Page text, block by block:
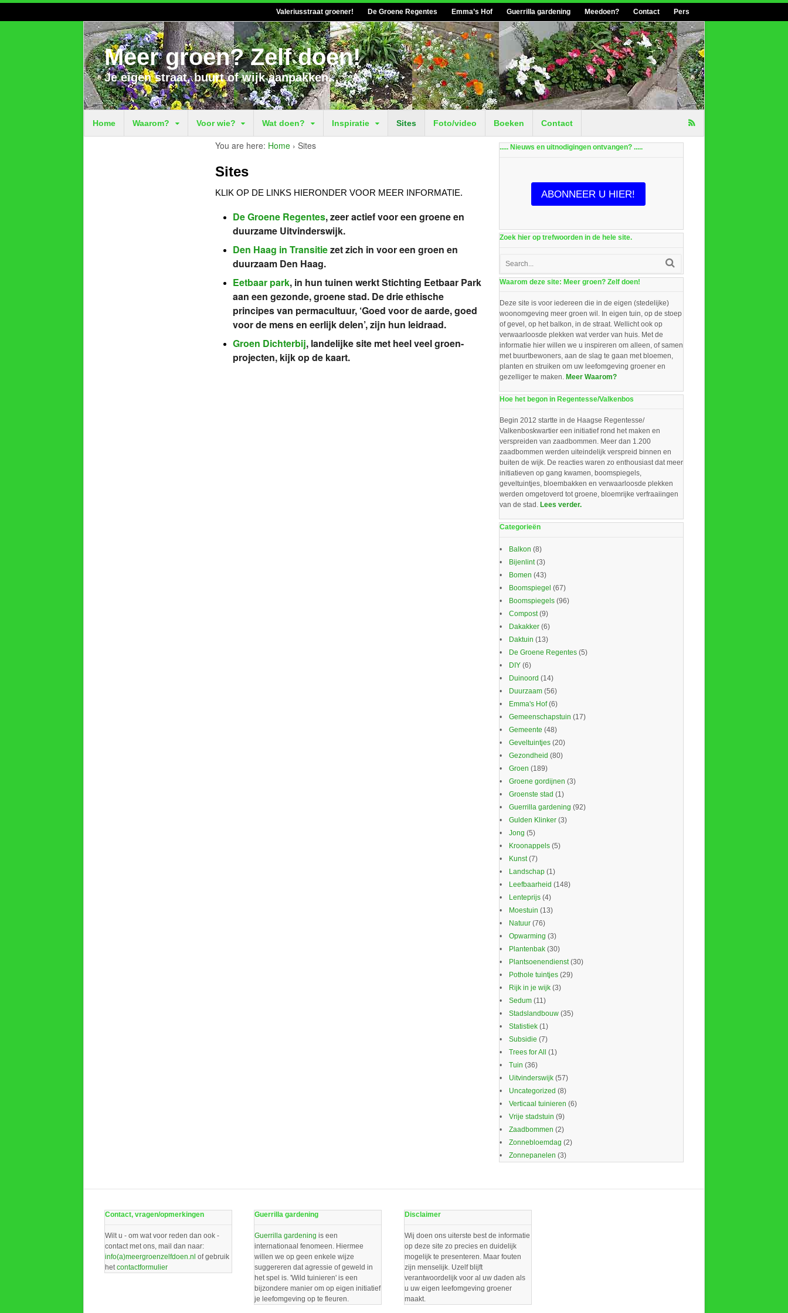
Valeriusstraat groener! De Groene Regentes Emma’s Hof Guerrilla gardening Meedoen? Contact Pers
Meer groen? Zelf doen!
Je eigen straat, buurt of wijk aanpakken...
Home Waarom? Voor wie? Wat doen? Inspiratie Sites Foto/video Boeken Contact
You are here: Home › Sites
Sites
KLIK OP DE LINKS HIERONDER VOOR MEER INFORMATIE.
De Groene Regentes, zeer actief voor een groene en
duurzame Uitvinderswijk.
Den Haag in Transitiezet zich in voor een groen en
duurzaam Den Haag.
Eetbaar park, in hun tuinen werkt Stichting Eetbaar Park
aan een gezonde, groene stad. De drie ethische
principes van permacultuur, ‘Goed voor de aarde, goed
voor de mens en eerlijk delen’, zijn hun leidraad.
Groen Dichterbij, landelijke site met heel veel groen-
projecten, kijk op de kaart.
..... Nieuws en uitnodigingen ontvangen? .....
ABONNEER U HIER!
Zoek hier op trefwoorden in de hele site.
Waarom deze site: Meer groen? Zelf doen!
Deze site is voor iedereen die in de eigen (stedelijke)
woonomgeving meer groen wil. In eigen tuin, op de stoep
of gevel, op het balkon, in de straat. Wellicht ook op
verwaarloosde plekken wat verder van huis. Met de
informatie hier willen we u inspireren om alleen, of samen
met buurtbewoners, aan de slag te gaan met bloemen,
planten en struiken om uw leefomgeving groener en
gezelliger te maken. Meer Waarom?
Hoe het begon in Regentesse/Valkenbos
Begin 2012 startte in de Haagse Regentesse/
Valkenboskwartier een initiatief rond het maken en
verspreiden van zaadbommen. Meer dan 1.200
zaadbommen werden uiteindelijk verspreid binnen en
buiten de wijk. De reacties waren zo enthousiast dat meer
initiatieven op gang kwamen, boomspiegels,
geveltuintjes, bloembakken en verwaarloosde plekken
werden omgetoverd tot groene, bloemrijke verfraaiingen
van de stad. Lees verder.
Categorieën
Balkon (8)
Bijenlint(3)
Bomen (43)
Boomspiegel (67)
Boomspiegels(96)
Compost(9)
Dakakker(6)
Daktuin (13)
De Groene Regentes(5)
DIY(6)
Duinoord (14)
Duurzaam(56)
Emma's Hof(6)
Gemeenschapstuin (17)
Gemeente (48)
Geveltuintjes(20)
Gezondheid (80)
Groen (189)
Groene gordijnen (3)
Groenste stad (1)
Guerrilla gardening (92)
Gulden Klinker(3)
Jong (5)
Kroonappels(5)
Kunst(7)
Landschap(1)
Leefbaarheid (148)
Lenteprijs(4)
Moestuin (13)
Natuur(76)
Opwarming (3)
Plantenbak(30)
Plantsoenendienst(30)
Pothole tuintjes(29)
Rijk in je wijk(3)
Sedum(11)
Stadslandbouw(35)
Statistiek(1)
Subsidie (7)
Trees for All
(1)
Tuin (36)
Uitvinderswijk(57)
Uncategorized (8)
Verticaal tuinieren (6)
Vrije stadstuin (9)
Zaadbommen (2)
Zonnebloemdag (2)
Zonnepanelen (3)
Contact, vragen/opmerkingen
Wilt u - om wat voor reden dan ook -
contact met ons, mail dan naar:
info(a)meergroenzelfdoen.nl of gebruik
hetcontactformulier
Guerrilla gardening
Guerrilla gardening is een
internationaal fenomeen. Hiermee
willen we op geen enkele wijze
suggereren dat agressie of geweld in
het spel is. 'Wild tuinieren' is een
bijzondere manier om op eigen initiatief
je leefomgeving op te fleuren.
Disclaimer
Wij doen ons uiterste best de informatie
op deze site zo precies en duidelijk
mogelijk te presenteren. Maar fouten
zijn menselijk. Uzelf blijft
verantwoordelijk voor al uw daden als
u uw eigen leefomgeving groener
maakt.